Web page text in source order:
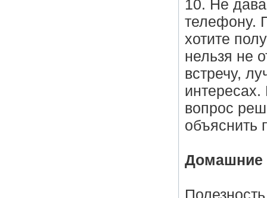
10. Не
телефону.
хотите
нельзя не
встречу,
интересах.
вопрос
объяснить
Домашние